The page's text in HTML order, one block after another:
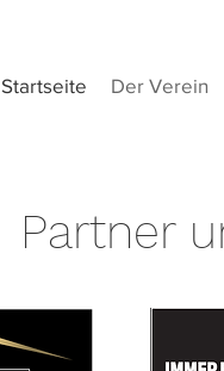
Startseite Der Verein
Partner